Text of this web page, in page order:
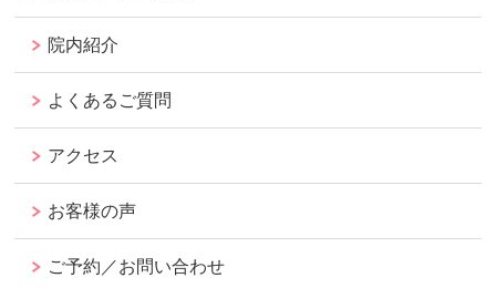
院内紹介
よくあるご質問
アクセス
お客様の声
ご予約／お問い合わせ